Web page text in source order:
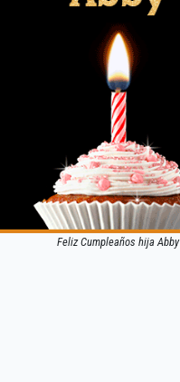
Feliz Cumpleaños hija Abby